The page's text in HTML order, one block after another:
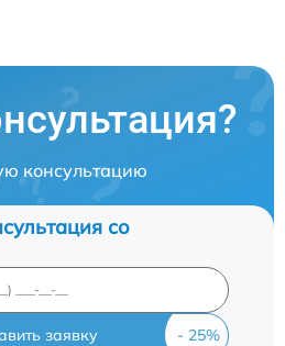
консультацию
со
заявку